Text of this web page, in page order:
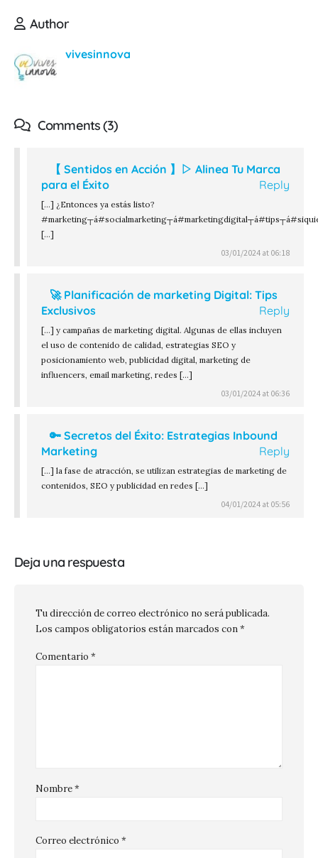
Author
vivesinnova
Comments (3)
【 Sentidos en Acción 】▷ Alinea Tu Marca
para el Éxito
Reply
[…] ¿Entonces ya estás listo?
[…]
03/01/2024 at 06:18
🚀 Planificación de marketing Digital: Tips
Exclusivos
Reply
[…] y campañas de marketing digital. Algunas de ellas incluyen
el uso de contenido de calidad, estrategias SEO y
posicionamiento web, publicidad digital, marketing de
influencers, email marketing, redes […]
03/01/2024 at 06:36
🔑 Secretos del Éxito: Estrategias Inbound
Marketing
Reply
[…] la fase de atracción, se utilizan estrategias de marketing de
contenidos, SEO y publicidad en redes […]
04/01/2024 at 05:56
Deja una respuesta
Tu dirección de correo electrónico no será publicada.
Los campos obligatorios están marcados con*
Comentario *
Nombre*
Correo electrónico *